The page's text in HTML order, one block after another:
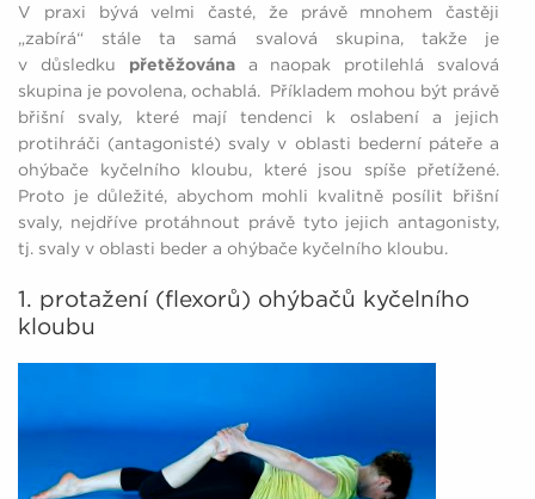
V praxi bývá velmi časté, že právě mnohem častěji
„zabírá“ stále ta samá svalová skupina, takže je
v důsledku přetěžovánaa naopak protilehlá svalová
skupina je povolena, ochablá. Příkladem mohou být právě
břišní svaly, které mají tendenci k oslabení a jejich
protihráči (antagonisté) svaly v oblasti bederní páteře a
ohýbače kyčelního kloubu, které jsou spíše přetížené.
Proto je důležité, abychom mohli kvalitně posílit břišní
svaly, nejdříve protáhnout právě tyto jejich antagonisty,
tj. svaly v oblasti beder a ohýbače kyčelního kloubu.
1. protažení (flexorů) ohýbačů kyčelního
kloubu